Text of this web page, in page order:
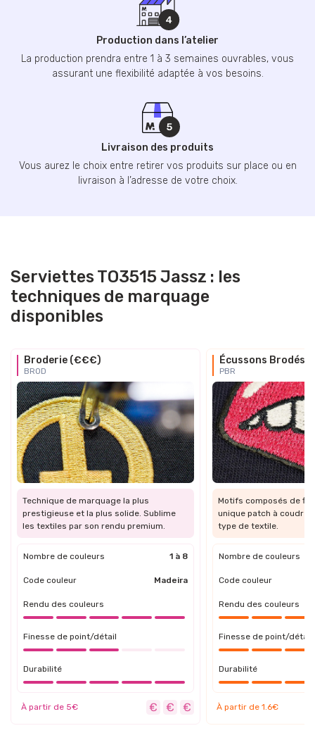
Production dans l’atelier
La production prendra entre 1 à 3 semaines ouvrables, vous
assurant une flexibilité adaptée à vos besoins.
Livraison des produits
Vous aurez le choix entre retirer vos produits sur place ou en
livraison à l’adresse de votre choix.
Serviettes TO3515 Jassz : les
techniques de marquage
disponibles
Broderie (€€€)
BROD
Technique de marquage la plus
prestigieuse et la plus solide. Sublime
les textiles par son rendu premium.
Nombre de couleurs 1 à 8
Code couleur Madeira
Rendu des couleurs
Finesse de point/détail
Durabilité
À partir de 5€
Écussons Brodés
PBR
Motifs composés de
unique patch à coudre
type de textile.
Nombre de couleurs
Code couleur
Rendu des couleurs
Finesse de point/détail
Durabilité
À partir de 1.6€